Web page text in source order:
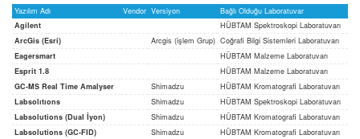
Yazılım Adı Vendor Versiyon
Bağlı Olduğu Laboratuvar
Agilent
HÜBTAM Spektroskopi Laboratuvarı
ArcGis (Esri)
Arcgis (işlem Grup) Coğrafi Bilgi Sistemleri Laboratuvarı
Eagersmart
HÜBTAM Malzeme Laboratuvarı
Esprit 1.8
HÜBTAM Malzeme Laboratuvarı
GC-MS Real Time Amalyser
Shimadzu
HÜBTAM Kromatografi Laboratuvarı
Labsolıtıons
Shimadzu
HÜBTAM Spektroskopi Laboratuvarı
Labsolutions (Dual İyon)
Shimadzu
HÜBTAM Kromatografi Laboratuvarı
Labsolutions (GC-FID)
Shimadzu
HÜBTAM Kromatografi Laboratuvarı